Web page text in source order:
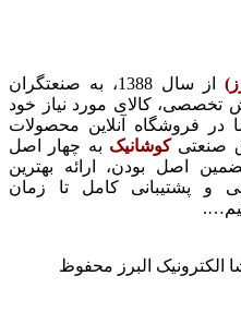
از سال 1388، به صنعتگران
تخصصی، کالای مورد نیاز خود
در فروشگاه آنلاین محصولات
صنعتی کوشانیک به چهار اصل
تضمین اصل بودن، ارائه بهترین
و پشتیبانی کامل تا زمان
البرز محفوظ